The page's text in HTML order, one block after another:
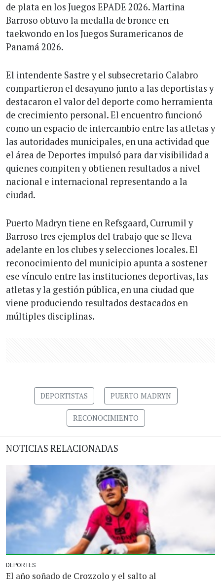
de plata en los Juegos EPADE 2026. Martina
Barroso obtuvo la medalla de bronce en
taekwondo en los Juegos Suramericanos de
Panamá 2026.
El intendente Sastre y el subsecretario Calabro
compartieron el desayuno junto a las deportistas y
destacaron el valor del deporte como herramienta
de crecimiento personal. El encuentro funcionó
como un espacio de intercambio entre las atletas y
las autoridades municipales, en una actividad que
el área de Deportes impulsó para dar visibilidad a
quienes compiten y obtienen resultados a nivel
nacional e internacional representando a la
ciudad.
Puerto Madryn tiene en Refsgaard, Currumil y
Barroso tres ejemplos del trabajo que se lleva
adelante en los clubes y selecciones locales. El
reconocimiento del municipio apunta a sostener
ese vínculo entre las instituciones deportivas, las
atletas y la gestión pública, en una ciudad que
viene produciendo resultados destacados en
múltiples disciplinas.
DEPORTISTAS PUERTO MADRYN
RECONOCIMIENTO
NOTICIAS RELACIONADAS
DEPORTES
El año soñado de Crozzolo y el salto al